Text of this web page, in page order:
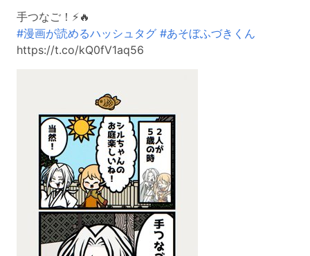
手つなご！⚡️🔥
#漫画が読めるハッシュタグ #あそぼふづきくん
https://t.co/kQ0fV1aq56